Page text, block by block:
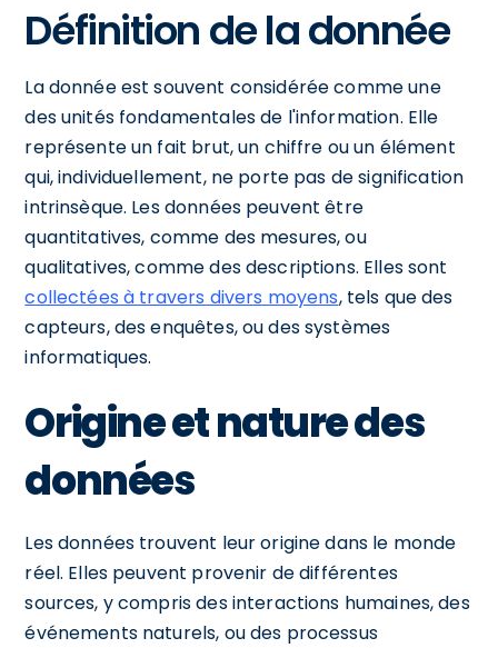
Définition de la donnée
La donnée est souvent considérée comme une
des unités fondamentales de l'information. Elle
représente un fait brut, un chiffre ou un élément
qui, individuellement, ne porte pas de signification
intrinsèque. Les données peuvent être
quantitatives, comme des mesures, ou
qualitatives, comme des descriptions. Elles sont
collectées à travers divers moyens, tels que des
capteurs, des enquêtes, ou des systèmes
informatiques.
Origine et nature des
données
Les données trouvent leur origine dans le monde
réel. Elles peuvent provenir de différentes
sources, y compris des interactions humaines, des
événements naturels, ou des processus